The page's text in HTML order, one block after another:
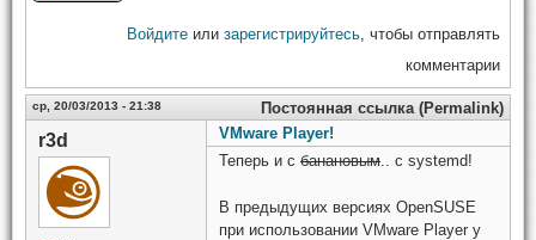
Войдите или зарегистрируйтесь, чтобы отправлять
комментарии
ср, 20/03/2013 - 21:38 Постоянная ссылка (Permalink)
r3d
VMware Player!
Теперь и с банановым.. с systemd!
В предыдущих версиях OpenSUSE
при использовании VMware Player у